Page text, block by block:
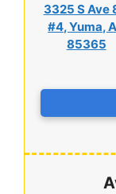
3325 S Ave
#4, Yuma,
85365